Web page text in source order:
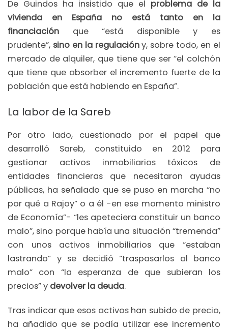
De Guindos ha insistido que el problema de la
vivienda en España no está tanto en la
financiación que “está disponible y es
prudente”, sino en la regulacióny, sobre todo, en el
mercado de alquiler, que tiene que ser “el colchón
que tiene que absorber el incremento fuerte de la
población que está habiendo en España”.
La labor de la Sareb
Por otro lado, cuestionado por el papel que
desarrolló Sareb, constituido en 2012 para
gestionar activos inmobiliarios tóxicos de
entidades financieras que necesitaron ayudas
públicas, ha señalado que se puso en marcha “no
por qué a Rajoy” o a él -en ese momento ministro
de Economía”- “les apeteciera constituir un banco
malo”, sino porque había una situación “tremenda”
con unos activos inmobiliarios que “estaban
lastrando” y se decidió “traspasarlos al banco
malo” con “la esperanza de que subieran los
precios” y devolver la deuda.
Tras indicar que esos activos han subido de precio,
ha añadido que se podía utilizar ese incremento